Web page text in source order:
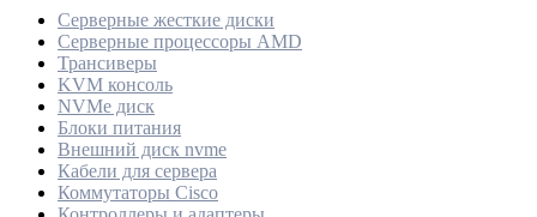
Серверные жесткие диски
Серверные процессоры AMD
Трансиверы
KVM консоль
NVMe диск
Блоки питания
Внешний диск nvme
Кабели для сервера
Коммутаторы Cisco